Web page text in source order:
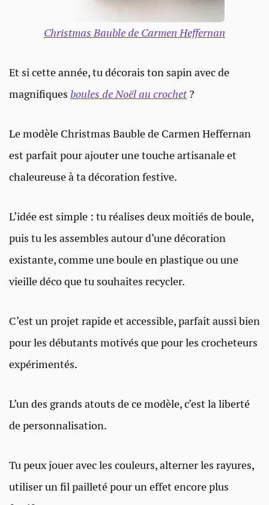
Christmas Bauble de Carmen Heffernan
Et si cette année, tu décorais ton sapin avec de
magnifiques boules de Noël au crochet?
Le modèle Christmas Bauble de Carmen Heffernan
est parfait pour ajouter une touche artisanale et
chaleureuse à ta décoration festive.
L’idée est simple : tu réalises deux moitiés de boule,
puis tu les assembles autour d’une décoration
existante, comme une boule en plastique ou une
vieille déco que tu souhaites recycler.
C’est un projet rapide et accessible, parfait aussi bien
pour les débutants motivés que pour les crocheteurs
expérimentés.
L’un des grands atouts de ce modèle, c’est la liberté
de personnalisation.
Tu peux jouer avec les couleurs, alterner les rayures,
utiliser un fil pailleté pour un effet encore plus